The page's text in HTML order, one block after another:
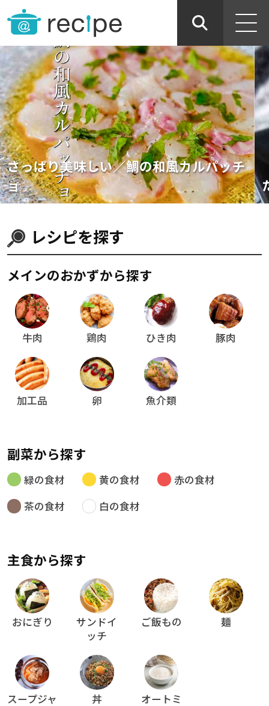
さっぱり美味しい／鯛の和風カルパッチ
ョ
レシピを探す
メインのおかずから探す
牛肉 鶏肉 ひき肉 豚肉
加工品 卵 魚介類
副菜から探す
緑の食材 黄の食材 赤の食材
茶の食材 白の食材
主食から探す
おにぎり
サンドイ
ッチ
ご飯もの 麺
スープジャ
丼
オートミ